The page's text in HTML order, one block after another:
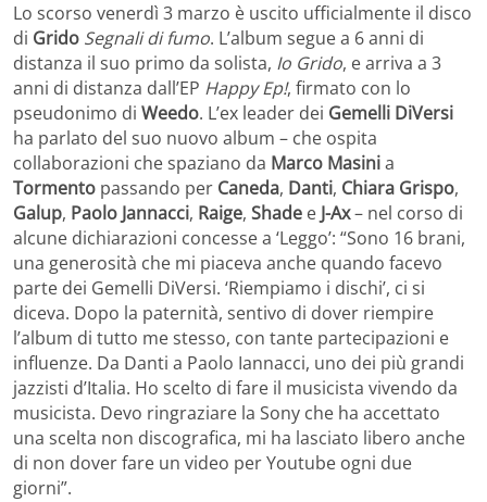
Lo scorso venerdì 3 marzo è uscito ufficialmente il disco
di Grido Segnali di fumo. L’album segue a 6 anni di
distanza il suo primo da solista, Io Grido, e arriva a 3
anni di distanza dall’EP Happy Ep!, firmato con lo
pseudonimo di Weedo. L’ex leader dei Gemelli DiVersi
ha parlato del suo nuovo album – che ospita
collaborazioni che spaziano da Marco Masinia
Tormento passando per Caneda, Danti, Chiara Grispo,
Galup, Paolo Jannacci, Raige, Shade e J-Ax– nel corso di
alcune dichiarazioni concesse a ‘Leggo’: “Sono 16 brani,
una generosità che mi piaceva anche quando facevo
parte dei Gemelli DiVersi. ‘Riempiamo i dischi’, ci si
diceva. Dopo la paternità, sentivo di dover riempire
l’album di tutto me stesso, con tante partecipazioni e
influenze. Da Danti a Paolo Iannacci, uno dei più grandi
jazzisti d’Italia. Ho scelto di fare il musicista vivendo da
musicista. Devo ringraziare la Sony che ha accettato
una scelta non discografica, mi ha lasciato libero anche
di non dover fare un video per Youtube ogni due
giorni”.